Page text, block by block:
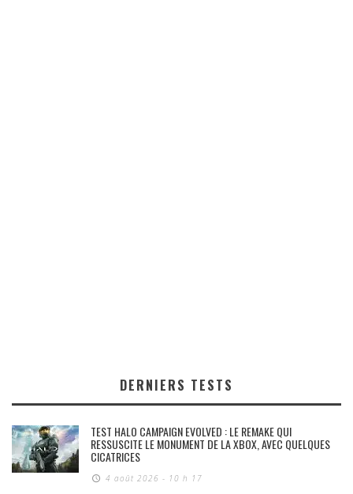
DERNIERS TESTS
TEST HALO CAMPAIGN EVOLVED : LE REMAKE QUI
RESSUSCITE LE MONUMENT DE LA XBOX, AVEC QUELQUES
CICATRICES
4 août 2026 - 10 h 17